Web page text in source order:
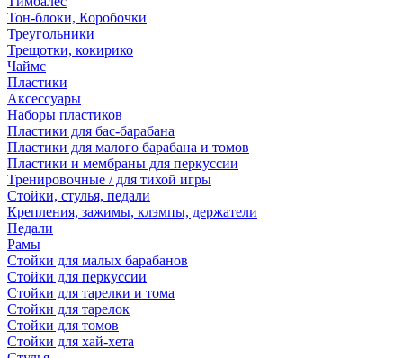
Тон-блоки, Коробочки
Треугольники
Трещотки, кокирико
Чаймс
Пластики
Аксессуары
Наборы пластиков
Пластики для бас-барабана
Пластики для малого барабана и томов
Пластики и мембраны для перкуссии
Тренировочные / для тихой игры
Стойки, стулья, педали
Крепления, зажимы, клэмпы, держатели
Педали
Рамы
Стойки для малых барабанов
Стойки для перкуссии
Стойки для тарелки и тома
Стойки для тарелок
Стойки для томов
Стойки для хай-хета